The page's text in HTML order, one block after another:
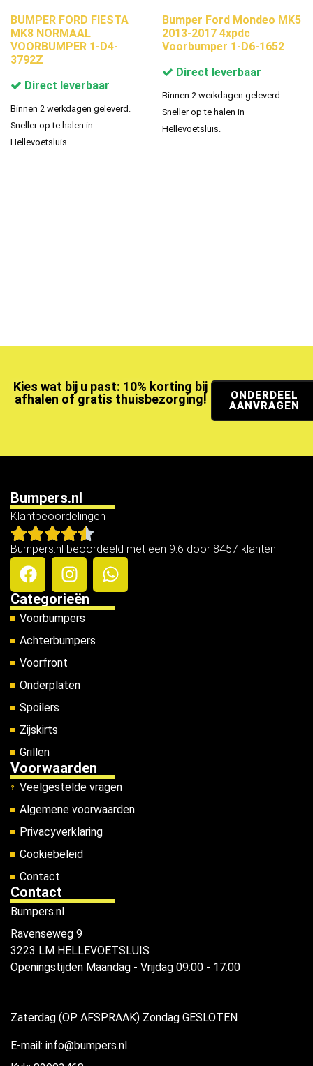
BUMPER FORD FIESTA
MK8 NORMAAL
VOORBUMPER 1-D4-
3792Z
Direct leverbaar
Binnen 2 werkdagen geleverd.
Sneller op te halen in
Hellevoetsluis.
Bumper Ford Mondeo MK5
2013-2017 4xpdc
Voorbumper 1-D6-1652
Direct leverbaar
Binnen 2 werkdagen geleverd.
Sneller op te halen in
Hellevoetsluis.
Kies wat bij u past: 10% korting bij
afhalen of gratis thuisbezorging!
ONDERDEEL
AANVRAGEN
Bumpers.nl
Klantbeoordelingen
Bumpers.nl beoordeeld met een 9.6 door 8457 klanten!
Categorieën
Voorbumpers
Achterbumpers
Voorfront
Onderplaten
Spoilers
Zijskirts
Grillen
Voorwaarden
Veelgestelde vragen
Algemene voorwaarden
Privacyverklaring
Cookiebeleid
Contact
Contact
Bumpers.nl
Ravenseweg 9
3223 LM HELLEVOETSLUIS
Openingstijden Maandag - Vrijdag 09:00 - 17:00
Zaterdag (OP AFSPRAAK) Zondag GESLOTEN
E-mail: info@bumpers.nl